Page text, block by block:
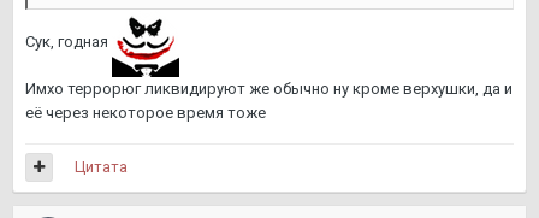
Сук, годная
Имхо террорюг ликвидируют же обычно ну кроме верхушки, да и
её через некоторое время тоже
Цитата